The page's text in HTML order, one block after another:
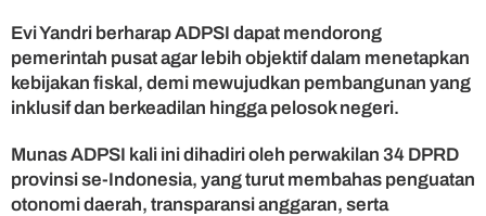
Evi Yandri berharap ADPSI dapat mendorong
pemerintah pusat agar lebih objektif dalam menetapkan
kebijakan fiskal, demi mewujudkan pembangunan yang
inklusif dan berkeadilan hingga pelosok negeri.
Munas ADPSI kali ini dihadiri oleh perwakilan 34 DPRD
provinsi se-Indonesia, yang turut membahas penguatan
otonomi daerah, transparansi anggaran, serta